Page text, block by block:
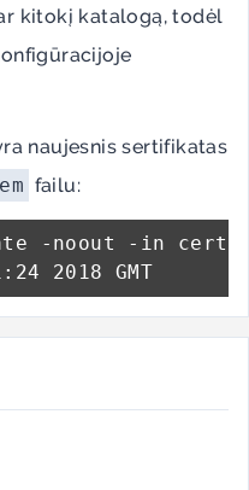
kitokį katalogą, todėl
naujesnis sertifikatas
failu:
-noout -in